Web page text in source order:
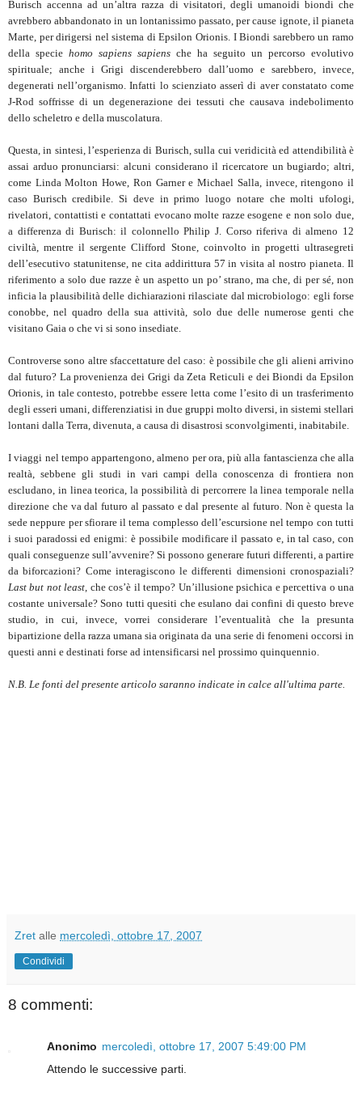
Burisch accenna ad un’altra razza di visitatori, degli umanoidi biondi che
avrebbero abbandonato in un lontanissimo passato, per cause ignote, il pianeta
Marte, per dirigersi nel sistema di Epsilon Orionis. I Biondi sarebbero un ramo
della specie homo sapiens sapiens che ha seguito un percorso evolutivo
spirituale; anche i Grigi discenderebbero dall’uomo e sarebbero, invece,
degenerati nell’organismo. Infatti lo scienziato asserì di aver constatato come
J-Rod soffrisse di un degenerazione dei tessuti che causava indebolimento
dello scheletro e della muscolatura.
Questa, in sintesi, l’esperienza di Burisch, sulla cui veridicità ed attendibilità è
assai arduo pronunciarsi: alcuni considerano il ricercatore un bugiardo; altri,
come Linda Molton Howe, Ron Garner e Michael Salla, invece, ritengono il
caso Burisch credibile. Si deve in primo luogo notare che molti ufologi,
rivelatori, contattisti e contattati evocano molte razze esogene e non solo due,
a differenza di Burisch: il colonnello Philip J. Corso riferiva di almeno 12
civiltà, mentre il sergente Clifford Stone, coinvolto in progetti ultrasegreti
dell’esecutivo statunitense, ne cita addirittura 57 in visita al nostro pianeta. Il
riferimento a solo due razze è un aspetto un po’ strano, ma che, di per sé, non
inficia la plausibilità delle dichiarazioni rilasciate dal microbiologo: egli forse
conobbe, nel quadro della sua attività, solo due delle numerose genti che
visitano Gaia o che vi si sono insediate.
Controverse sono altre sfaccettature del caso: è possibile che gli alieni arrivino
dal futuro? La provenienza dei Grigi da Zeta Reticuli e dei Biondi da Epsilon
Orionis, in tale contesto, potrebbe essere letta come l’esito di un trasferimento
degli esseri umani, differenziatisi in due gruppi molto diversi, in sistemi stellari
lontani dalla Terra, divenuta, a causa di disastrosi sconvolgimenti, inabitabile.
I viaggi nel tempo appartengono, almeno per ora, più alla fantascienza che alla
realtà, sebbene gli studi in vari campi della conoscenza di frontiera non
escludano, in linea teorica, la possibilità di percorrere la linea temporale nella
direzione che va dal futuro al passato e dal presente al futuro. Non è questa la
sede neppure per sfiorare il tema complesso dell’escursione nel tempo con tutti
i suoi paradossi ed enigmi: è possibile modificare il passato e, in tal caso, con
quali conseguenze sull’avvenire? Si possono generare futuri differenti, a partire
da biforcazioni? Come interagiscono le differenti dimensioni cronospaziali?
Last but not least , che cos’è il tempo? Un’illusione psichica e percettiva o una
costante universale? Sono tutti quesiti che esulano dai confini di questo breve
studio, in cui, invece, vorrei considerare l’eventualità che la presunta
bipartizione della razza umana sia originata da una serie di fenomeni occorsi in
questi anni e destinati forse ad intensificarsi nel prossimo quinquennio.
N.B. Le fonti del presente articolo saranno indicate in calce all'ultima parte.
Zret alle mercoledì, ottobre 17, 2007
Condividi
8 commenti:
Anonimo mercoledì, ottobre 17, 2007 5:49:00 PM
Attendo le successive parti.